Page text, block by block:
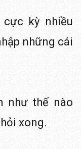
kỳ nhiều
những cái
như thế nào
xong.